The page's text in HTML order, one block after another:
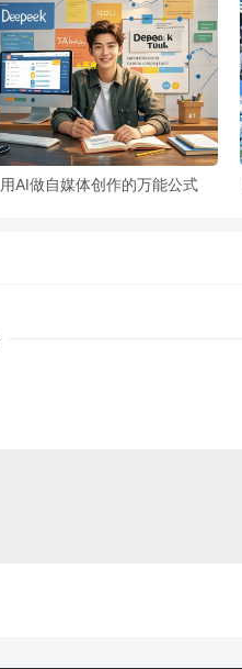
用AI做自媒体创作的万能公式